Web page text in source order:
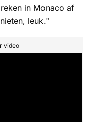
in Monaco af
leuk."
video